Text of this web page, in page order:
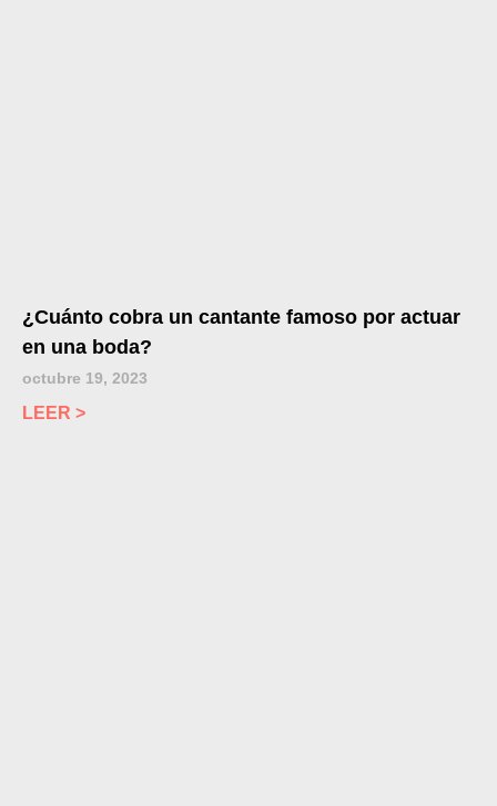
¿Cuánto cobra un cantante famoso por actuar
en una boda?
octubre 19, 2023
LEER >